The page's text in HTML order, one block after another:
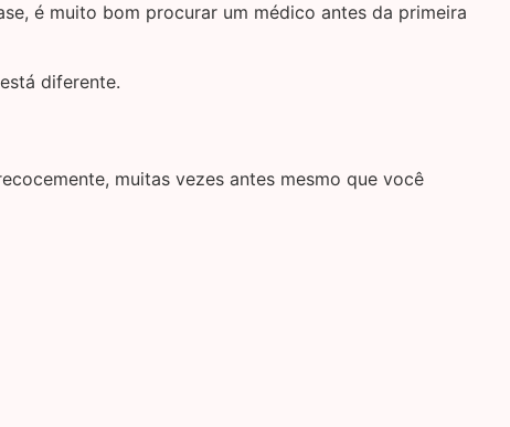
é muito bom procurar um médico antes da primeira
diferente.
muitas vezes antes mesmo que você